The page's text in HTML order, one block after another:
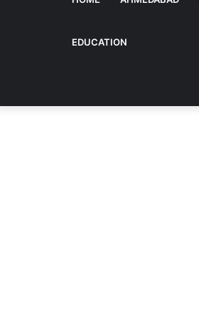
EDUCATION